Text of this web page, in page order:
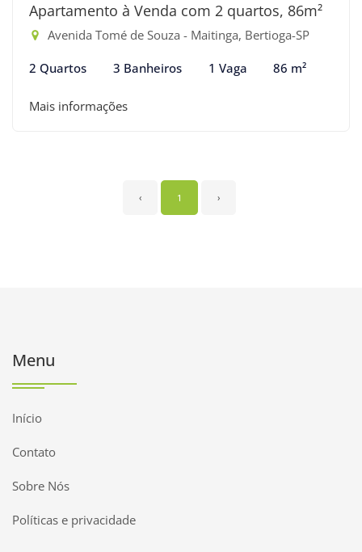
Apartamento à Venda com 2 quartos, 86m²
Avenida Tomé de Souza - Maitinga, Bertioga-SP
2 Quartos 3 Banheiros 1 Vaga 86 m²
Mais informações
‹ 1 ›
Menu
Início
Contato
Sobre Nós
Políticas e privacidade